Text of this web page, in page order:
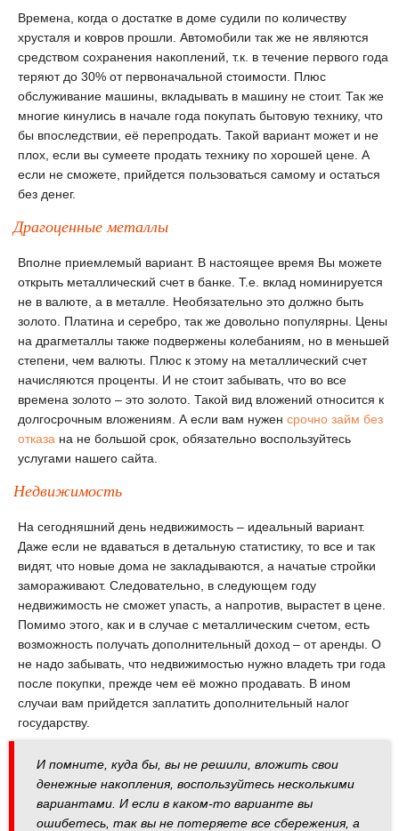
Времена, когда о достатке в доме судили по количеству
хрусталя и ковров прошли. Автомобили так же не являются
средством сохранения накоплений, т.к. в течение первого года
теряют до 30% от первоначальной стоимости. Плюс
обслуживание машины, вкладывать в машину не стоит. Так же
многие кинулись в начале года покупать бытовую технику, что
бы впоследствии, её перепродать. Такой вариант может и не
плох, если вы сумеете продать технику по хорошей цене. А
если не сможете, прийдется пользоваться самому и остаться
без денег.
Драгоценные металлы
Вполне приемлемый вариант. В настоящее время Вы можете
открыть металлический счет в банке. Т.е. вклад номинируется
не в валюте, а в металле. Необязательно это должно быть
золото. Платина и серебро, так же довольно популярны. Цены
на драгметаллы также подвержены колебаниям, но в меньшей
степени, чем валюты. Плюс к этому на металлический счет
начисляются проценты. И не стоит забывать, что во все
времена золото – это золото. Такой вид вложений относится к
долгосрочным вложениям. А если вам нужен срочно займ без
отказа на не большой срок, обязательно воспользуйтесь
услугами нашего сайта.
Недвижимость
На сегодняшний день недвижимость – идеальный вариант.
Даже если не вдаваться в детальную статистику, то все и так
видят, что новые дома не закладываются, а начатые стройки
замораживают. Следовательно, в следующем году
недвижимость не сможет упасть, а напротив, вырастет в цене.
Помимо этого, как и в случае с металлическим счетом, есть
возможность получать дополнительный доход – от аренды. О
не надо забывать, что недвижимостью нужно владеть три года
после покупки, прежде чем её можно продавать. В ином
случаи вам прийдется заплатить дополнительный налог
государству.
И помните, куда бы, вы не решили, вложить свои
денежные накопления, воспользуйтесь несколькими
вариантами. И если в каком-то варианте вы
ошибетесь, так вы не потеряете все сбережения, а